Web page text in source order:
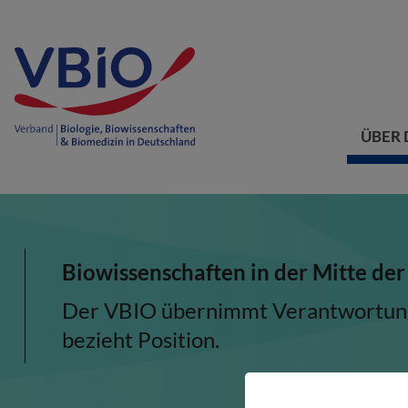
ÜBER
Biowissenschaften in der Mitte
Der VBIO übernimmt
bezieht Position.